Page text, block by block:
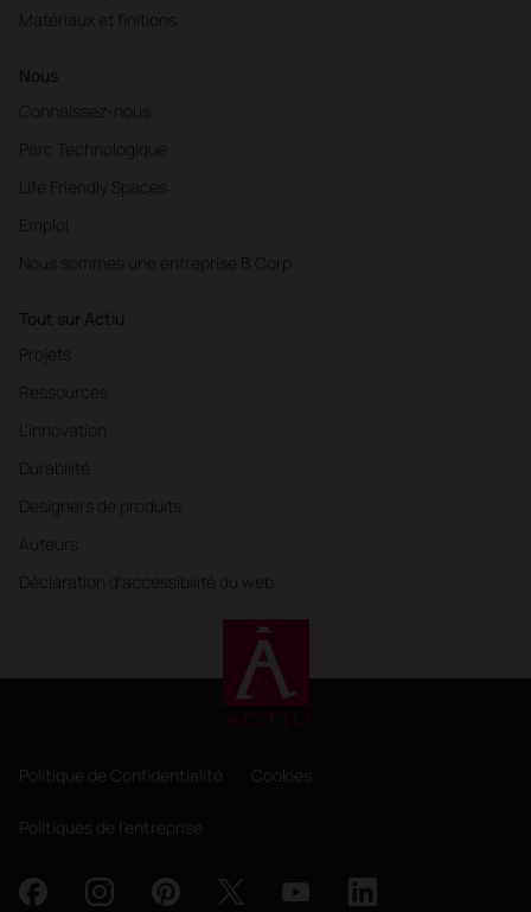
Matériaux et finitions
Nous
Connaissez-nous
Parc Technologique
Life Friendly Spaces
Emploi
Nous sommes une entreprise B Corp
Tout sur Actiu
Projets
Ressources
L'innovation
Durabilité
Designers de produits
Auteurs
Déclaration d'accessibilité du web
Politique de Confidentialité Cookies
Politiques de l'entreprise